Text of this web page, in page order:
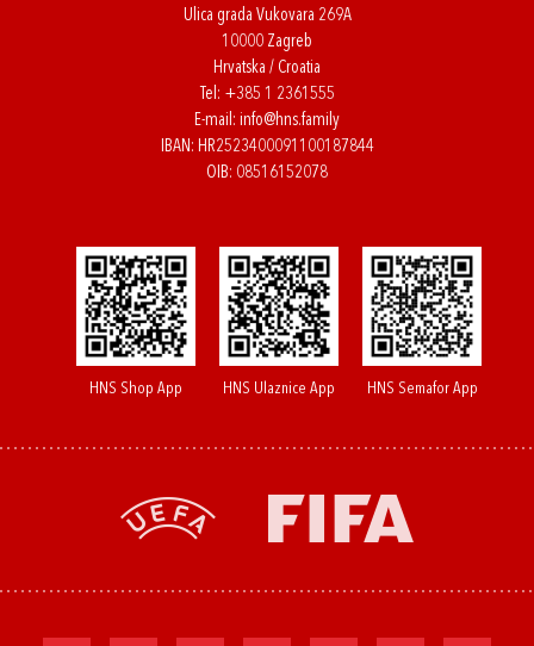
Ulica grada Vukovara 269A
10000 Zagreb
Hrvatska / Croatia
Tel: +385 1 2361555
E-mail: info@hns.family
IBAN: HR2523400091100187844
OIB: 08516152078
HNS Shop App HNS Ulaznice App HNS Semafor App